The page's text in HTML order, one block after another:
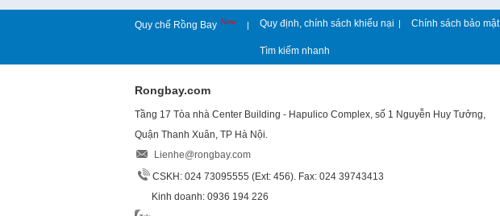
Quy chế Rồng Bay New | Quy định, chính sách khiếu nại | Chính sách bảo mật
Tìm kiếm nhanh
Rongbay.com
Tầng 17 Tòa nhà Center Building - Hapulico Complex, số 1 Nguyễn Huy Tưởng,
Quận Thanh Xuân, TP Hà Nội.
Lienhe@rongbay.com
CSKH: 024 73095555 (Ext: 456). Fax: 024 39743413
Kinh doanh: 0936 194 226